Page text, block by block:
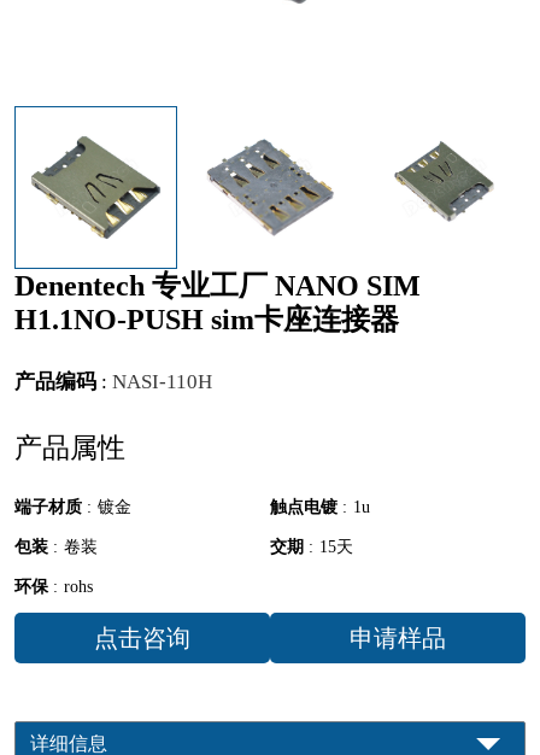
Denentech 专业工厂 NANO SIM
H1.1NO-PUSH sim卡座连接器
产品编码 : NASI-110H
产品属性
端子材质 : 镀金 触点电镀 : 1u
包装 : 卷装 交期 : 15天
环保 : rohs
点击咨询 申请样品
详细信息